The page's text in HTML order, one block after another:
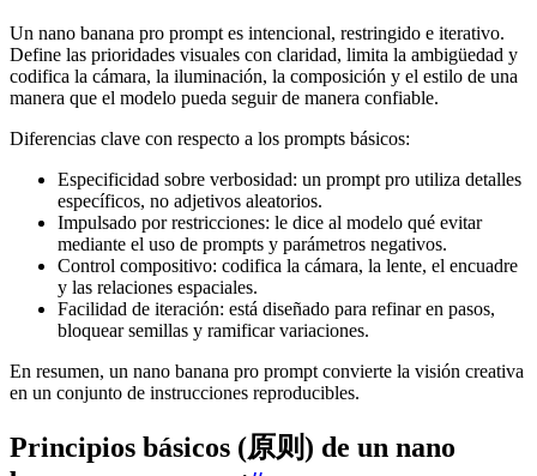
Un nano banana pro prompt es intencional, restringido e iterativo.
Define las prioridades visuales con claridad, limita la ambigüedad y
codifica la cámara, la iluminación, la composición y el estilo de una
manera que el modelo pueda seguir de manera confiable.
Diferencias clave con respecto a los prompts básicos:
Especificidad sobre verbosidad: un prompt pro utiliza detalles
específicos, no adjetivos aleatorios.
Impulsado por restricciones: le dice al modelo qué evitar
mediante el uso de prompts y parámetros negativos.
Control compositivo: codifica la cámara, la lente, el encuadre
y las relaciones espaciales.
Facilidad de iteración: está diseñado para refinar en pasos,
bloquear semillas y ramificar variaciones.
En resumen, un nano banana pro prompt convierte la visión creativa
en un conjunto de instrucciones reproducibles.
Principios básicos (原则) de un nano